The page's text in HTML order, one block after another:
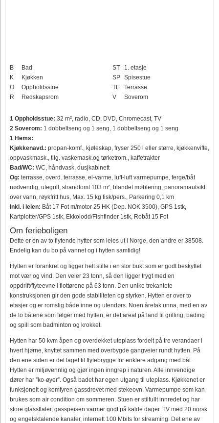
B
Bad
K
Kjøkken
O
Oppholdsstue
R
Redskapsrom
ST
1. etasje
SP Spisestue
TE
Terrasse
V
Soverom
1 Oppholdsstue: 32 m², radio, CD, DVD, Chromecast, TV
2 Soverom: 1 dobbeltseng og 1 seng, 1 dobbeltseng og 1 seng
1 Hems:
Kjøkkenavd.: propan-komf., kjøleskap, fryser 250 l eller større, kjøkkenvifte,
oppvaskmask., tilg. vaskemask.og tørketrom., kaffetrakter
Bad/WC: WC, håndvask, dusjkabinett
Og: terrasse, overd. terrasse, el-varme, luft-luft varmepumpe, ferge/båt
nødvendig, utegrill, strandtomt 103 m², blandet møblering, panoramautsikt
over vann, røykfritt hus, Max. 15 kg fisk/pers., Parkering 0,1 km
Inkl. i leien: Båt 17 Fot m/motor 25 HK (Dep. NOK 3500), GPS 1stk,
Kartplotter/GPS 1stk, Ekkolodd/Fishfinder 1stk, Robåt 15 Fot
Om ferieboligen
Dette er en av to flytende hytter som leies ut i Norge, den andre er 38508.
Endelig kan du bo på vannet og i hytten samtidig!
Hytten er forankret og ligger helt stille i en stor bukt som er godt beskyttet
mot vær og vind. Den veier 23 tonn, så den ligger trygt med en
oppdrift/flyteevne i flottørene på 63 tonn. Den unike trekantete
konstruksjonen gir den gode stabiliteten og styrken. Hytten er over to
etasjer og er romslig både inne og utendørs. Noen åretak unna, med en av
de to båtene som følger med hytten, er det areal på land til grilling, bading
og spill som badminton og krokket.
Hytten har 50 kvm åpen og overdekket uteplass fordelt på tre verandaer i
hvert hjørne, knyttet sammen med overbygde gangveier rundt hytten. På
den ene siden er det laget til flytebrygge for enklere adgang med båt.
Hytten er miljøvennlig og gjør ingen inngrep i naturen. Alle innvendige
dører har ”ko-øyer”. Også badet har egen utgang til uteplass. Kjøkkenet er
funksjonelt og komfyren gassdrevet med stekeovn. Varmepumpe som kan
brukes som air condition om sommeren. Stuen er stilfullt innredet og har
store glassflater, gasspeisen varmer godt på kalde dager. TV med 20 norsk
og engelsktalende kanaler, internett 100 Mbits for streaming. Det ene av